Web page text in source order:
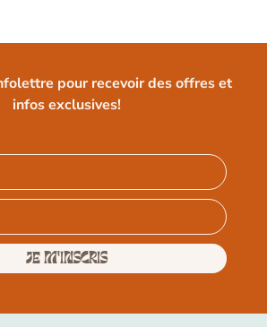
pour recevoir des offres et
infos exclusives!
JE M'INSCRIS